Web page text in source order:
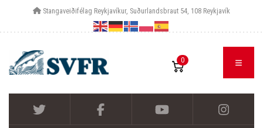
Stangaveiðifélag Reykjavíkur, Suðurlandsbraut 54, 108 Reykjavík
0